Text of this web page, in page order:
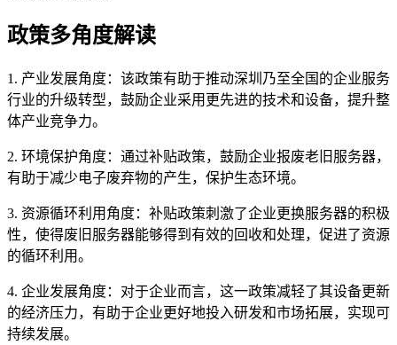
政策多角度解读
1. 产业发展角度：该政策有助于推动深圳乃至全国的企业服务
行业的升级转型，鼓励企业采用更先进的技术和设备，提升整
体产业竞争力。
2. 环境保护角度：通过补贴政策，鼓励企业报废老旧服务器，
有助于减少电子废弃物的产生，保护生态环境。
3. 资源循环利用角度：补贴政策刺激了企业更换服务器的积极
性，使得废旧服务器能够得到有效的回收和处理，促进了资源
的循环利用。
4. 企业发展角度：对于企业而言，这一政策减轻了其设备更新
的经济压力，有助于企业更好地投入研发和市场拓展，实现可
持续发展。